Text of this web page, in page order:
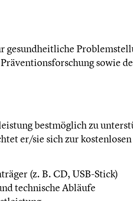
sowie
bestmöglich zu
er/sie sich zur
(z. B. CD, USB-Stick)
technische Abläufe